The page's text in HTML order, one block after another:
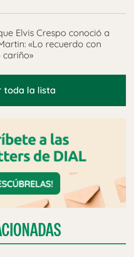
Elvis Crespo conoció a
«Lo recuerdo con
cariño»
toda la lista